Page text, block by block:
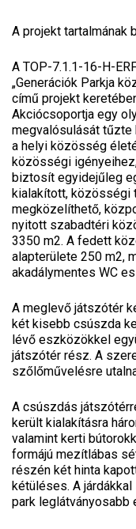
A projekt tartalmának
A TOP-7.1.1-16-H-
„Generációk Parkja
című projekt
Akciócsoportja egy
megvalósulását tűzte
a helyi közösség
közösségi
biztosít egyidejűleg
kialakított, közösségi
megközelíthető,
nyitott szabadtéri
3350 m2. A fedett
alapterülete 250 m2,
akadálymentes WC
A meglevő játszótér
két kisebb csúszda
lévő eszközökkel
játszótér rész. A
szőlőművelésre
A csúszdás
került kialakításra
valamint kerti
formájú mezítlábas
részén két hinta
kétüléses. A
park leglátványosabb